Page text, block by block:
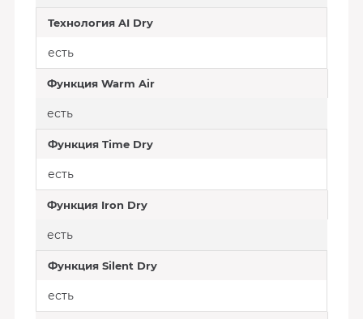
Технология AI Dry
есть
Функция Warm Air
есть
Функция Time Dry
есть
Функция Iron Dry
есть
Функция Silent Dry
есть